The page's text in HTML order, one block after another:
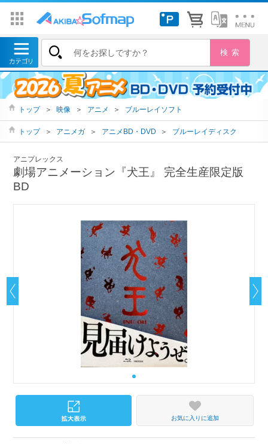
トップ ＞ 映像 ＞ アニメ ＞ ブルーレイソフト
トップ ＞ アニメガ ＞ アニメBD・DVD ＞ ブルーレイディスク
アニプレックス
劇場アニメーション『犬王』 完全生産限定版
BD
お気に入りに追加